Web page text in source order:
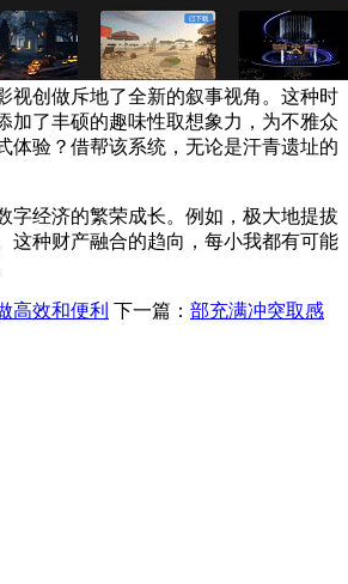
视创做斥地了全新的叙事视角。这种时
加了丰硕的趣味性取想象力，为不雅众
体验？借帮该系统，无论是汗青遗址的
经济的繁荣成长。例如，极大地提拔
这种财产融合的趋向，每小我都有可能
高效和便利 下一篇： 部充满冲突取感